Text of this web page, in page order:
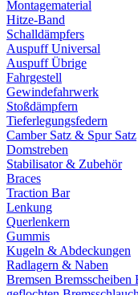
Montagematerial
Hitze-Band
Schalldämpfers
Auspuff Universal
Auspuff Übrige
Fahrgestell
Gewindefahrwerk
Stoßdämpfern
Tieferlegungsfedern
Camber Satz & Spur Satz
Domstreben
Stabilisator & Zubehör
Braces
Traction Bar
Lenkung
Querlenkern
Gummis
Kugeln & Abdeckungen
Radlagern & Naben
Bremsen Bremsscheiben